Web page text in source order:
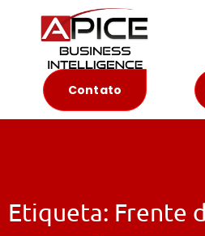
Contato
Etiqueta: Frente